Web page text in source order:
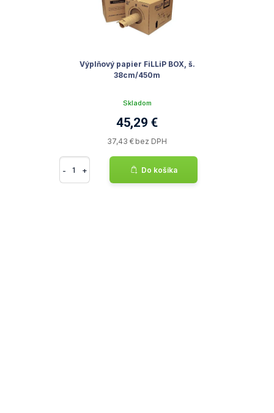
Výplňový papier FiLLiP BOX, š.
38cm/450m
Skladom
45,29 €
37,43 € bez DPH
- + Do košíka